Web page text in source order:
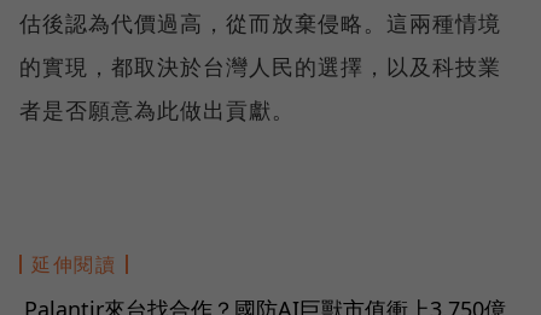
估後認為代價過高，從而放棄侵略。這兩種情境
的實現，都取決於台灣人民的選擇，以及科技業
者是否願意為此做出貢獻。
延伸閱讀
Palantir來台找合作？國防AI巨獸市值衝上3,750億